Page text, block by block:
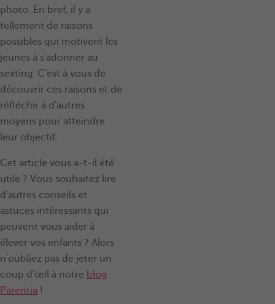
photo. En bref, il y a
tellement de raisons
possibles qui motivent les
jeunes à s'adonner au
sexting. C'est à vous de
découvrir ces raisons et de
réfléchir à d'autres
moyens pour atteindre
leur objectif.
Cet article vous a-t-il été
utile ? Vous souhaitez lire
d'autres conseils et
astuces intéressants qui
peuvent vous aider à
élever vos enfants ? Alors
n'oubliez pas de jeter un
coup d'œil à notre blog
Parentia !